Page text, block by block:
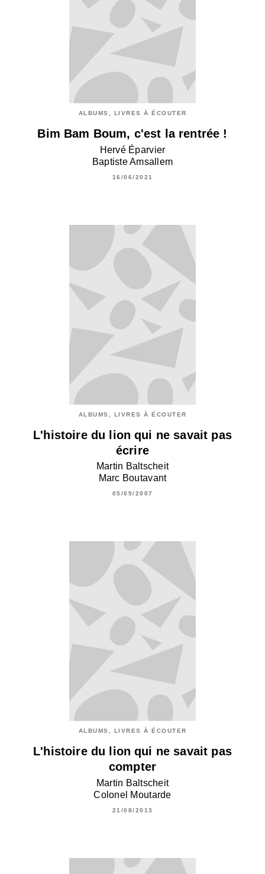
ALBUMS, LIVRES À ÉCOUTER
Bim Bam Boum, c'est la rentrée !
Hervé Éparvier
Baptiste Amsallem
16/06/2021
ALBUMS, LIVRES À ÉCOUTER
L'histoire du lion qui ne savait pas
écrire
Martin Baltscheit
Marc Boutavant
05/09/2007
ALBUMS, LIVRES À ÉCOUTER
L'histoire du lion qui ne savait pas
compter
Martin Baltscheit
Colonel Moutarde
21/08/2013